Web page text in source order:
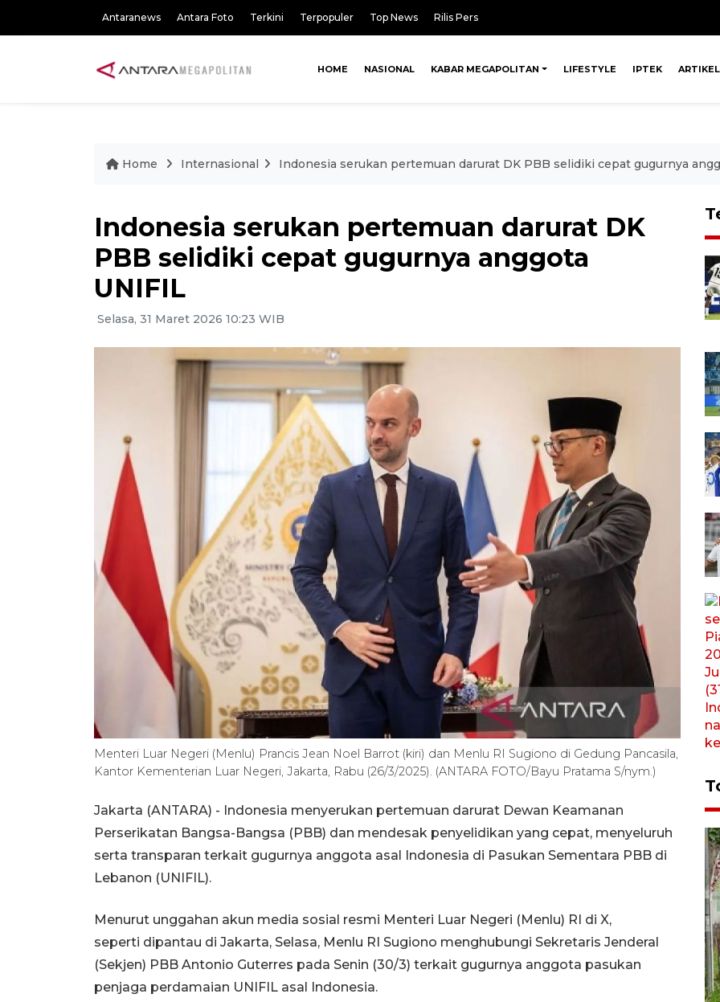
Antaranews Antara Foto Terkini Terpopuler Top News Rilis Pers
HOME NASIONAL KABAR MEGAPOLITAN LIFESTYLE IPTEK ARTIKEL
Home Internasional Indonesia serukan pertemuan darurat DK PBB selidiki cepat gugurnya
Indonesia serukan pertemuan darurat DK
PBB selidiki cepat gugurnya anggota
UNIFIL
Selasa, 31 Maret 2026 10:23 WIB
Menteri Luar Negeri (Menlu) Prancis Jean Noel Barrot (kiri) dan Menlu RI Sugiono di Gedung Pancasila,
Kantor Kementerian Luar Negeri, Jakarta, Rabu (26/3/2025). (ANTARA FOTO/Bayu Pratama S/nym.)
Jakarta (ANTARA) - Indonesia menyerukan pertemuan darurat Dewan Keamanan
Perserikatan Bangsa-Bangsa (PBB) dan mendesak penyelidikan yang cepat, menyeluruh
serta transparan terkait gugurnya anggota asal Indonesia di Pasukan Sementara PBB di
Lebanon (UNIFIL).
Menurut unggahan akun media sosial resmi Menteri Luar Negeri (Menlu) RI di X,
seperti dipantau di Jakarta, Selasa, Menlu RI Sugiono menghubungi Sekretaris Jenderal
(Sekjen) PBB Antonio Guterres pada Senin (30/3) terkait gugurnya anggota pasukan
penjaga perdamaian UNIFIL asal Indonesia.